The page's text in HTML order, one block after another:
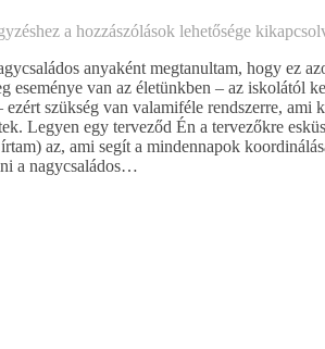
a hozzászólások lehetősége
anyaként megtanultam, hogy ez
van az életünkben – az iskolától
szükség van valamiféle rendszerre, ami
Legyen egy terveződ Én a tervezőkre
az, ami segít a mindennapok
a nagycsaládos…